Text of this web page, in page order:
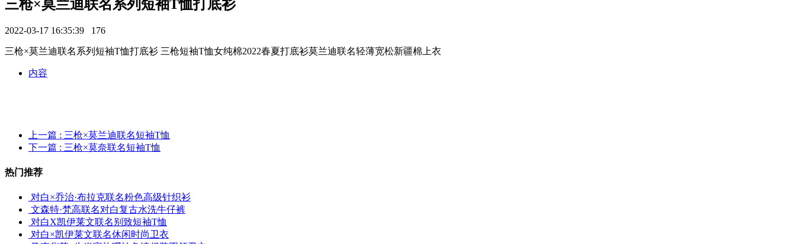
三枪×莫兰迪联名系列短袖T恤打底衫
2022-03-17 16:35:39 176
三枪×莫兰迪联名系列短袖T恤打底衫 三枪短袖T恤女纯棉2022春夏打底衫莫兰迪联名轻薄宽松新疆棉上衣
内容
上一篇 : 三枪×莫兰迪联名短袖T恤
下一篇 : 三枪×莫奈联名短袖T恤
热门推荐
对白×乔治·布拉克联名粉色高级针织衫
文森特·梵高联名对白复古水洗牛仔裤
对白X凯伊莱文联名别致短袖T恤
对白×凯伊莱文联名休闲时尚卫衣